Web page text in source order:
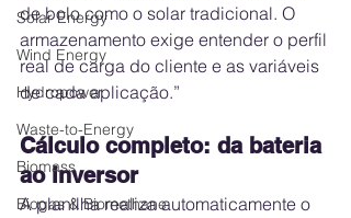
Solar Energy
Wind Energy
Hydropower
Waste-to-Energy
Biomass
Biogas & Biomethane
de bolo como o solar tradicional. O
armazenamento exige entender o perfil
real de carga do cliente e as variáveis
de cada aplicação.”
Cálculo completo: da bateria
ao inversor
A planilha realiza automaticamente o